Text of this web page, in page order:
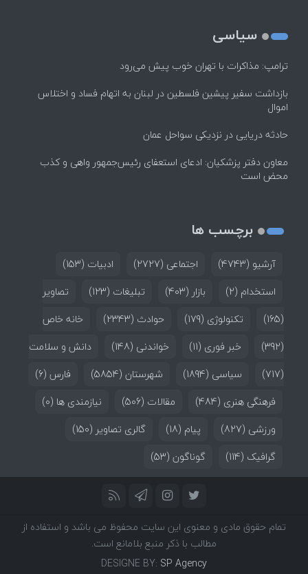
سیاسی
ترامپ: مذاکرات با تهران خوب پیش می‌رود
بازداشت سفیر پیشین فلسطین در لبنان به اتهام فساد و اختلاس
اموال
حادثه دریایی در نزدیکی سواحل عمان
معاون دفتر پزشکیان: ادعای استعفای رئیس‌جمهور واهی و کذب
محض است
برچسب ها
آرشیو (4743) اجتماعی (2727) ادبیات (153)
استخدام (2) بازار (403) تبلیغات (123)
تصاویر
(165)
تکنولوژی (179) حوادث (2343)
خانه خاص
(392)
خبر فوری (11) خواندنی (148)
دانش و سلامت
(717)
سیاسی (1894) شهرستان (5854) فارس (6)
فرهنگی هنری (484) مقالات (506) نیازمندی ها (0)
ورزشی (827) پیام (18) گالری تصاویر (150)
گرافیک (114) گوناگون (53)
تمام حقوق مادی و معنوی این سایت محفوظ می باشد و استفاده از
مطالب با ذکر منبع بلامانع است.
DESIGNE BY: SP Agency